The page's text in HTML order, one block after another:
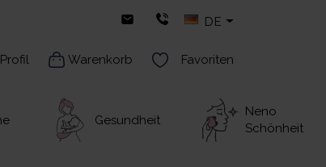
DE
Profil Warenkorb Favoriten
Gesundheit
Neno
Schönheit